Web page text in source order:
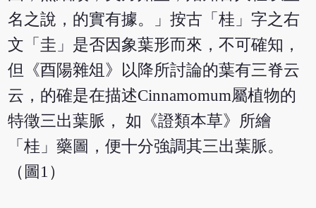
名之說，的實有據。」按古「桂」字之右
文「圭」是否因象葉形而來，不可確知，
但《酉陽雜俎》以降所討論的葉有三脊云
云，的確是在描述Cinnamomum屬植物的
特徵三出葉脈， 如《證類本草》所繪
「桂」藥圖，便十分強調其三出葉脈。
（圖1）